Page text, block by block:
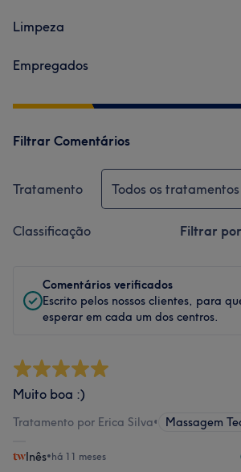
Limpeza
Empregados
Filtrar Comentários
Tratamento Todos os tratamentos
Classificação Filtrar
Comentários verificados
Escrito pelos nossos clientes, para
esperar em cada um dos centros.
Muito boa :)
Tratamento por Erica Silva• Massagem
Inês•há 11 meses